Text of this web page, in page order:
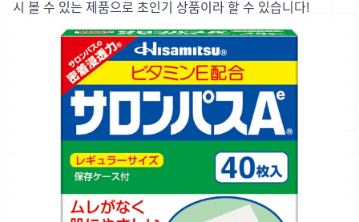
시 볼 수 있는 제품으로 초인기 상품이라 할 수 있습니다!